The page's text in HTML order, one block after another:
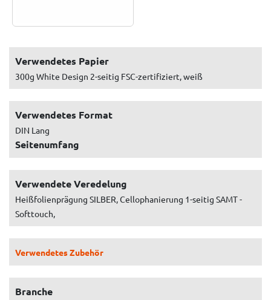
Verwendetes Papier
300g White Design 2-seitig FSC-zertifiziert, weiß
Verwendetes Format
DIN Lang
Seitenumfang
Verwendete Veredelung
Heißfolienprägung SILBER, Cellophanierung 1-seitig SAMT -
Softtouch,
Verwendetes Zubehör
Branche